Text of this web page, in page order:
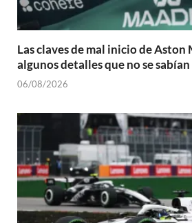
Las claves de mal inicio de
algunos detalles que no se sabían
06/08/2026